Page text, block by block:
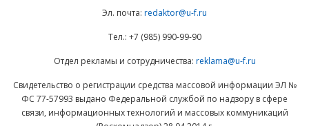
Эл. почта: redaktor@u-f.ru
Тел.: +7 (985) 990-99-90
Отдел рекламы и сотрудничества: reklama@u-f.ru
Свидетельство о регистрации средства массовой информации ЭЛ №
ФС 77-57993 выдано Федеральной службой по надзору в сфере
связи, информационных технологий и массовых коммуникаций